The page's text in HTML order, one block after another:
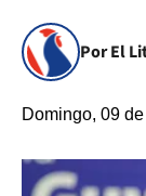
Por El
Domingo, 09